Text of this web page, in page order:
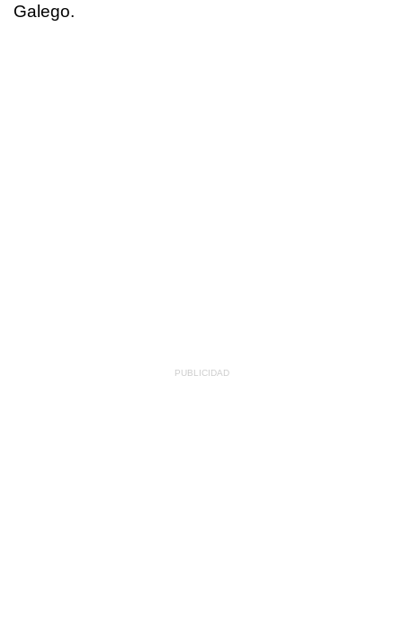
Galego.